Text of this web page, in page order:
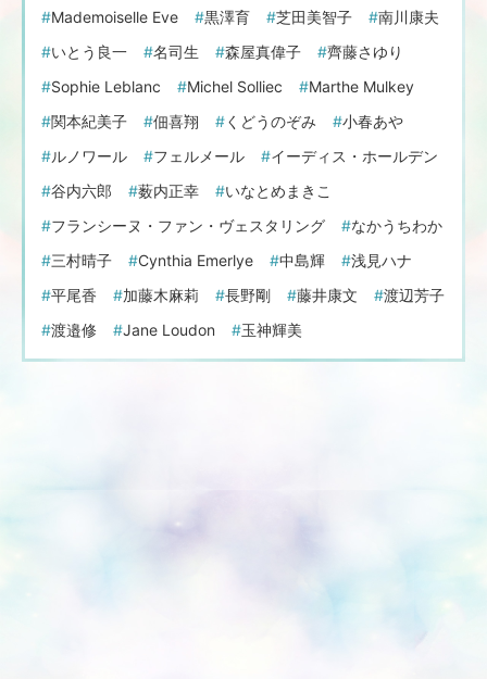
Mademoiselle Eve
黒澤育 芝田美智子
南川康夫
いとう良一
名司生 森屋真偉子
齊藤さゆり
Sophie Leblanc
Michel Solliec
Marthe Mulkey
関本紀美子
佃喜翔 くどうのぞみ
小春あや
ルノワール
フェルメール
イーディス・ホールデン
谷内六郎
薮内正幸
いなとめまきこ
フランシーヌ・ファン・ヴェスタリング
なかうちわか
三村晴子
Cynthia Emerlye 中島輝
浅見ハナ
平尾香
加藤木麻莉 長野剛 藤井康文
渡辺芳子
渡邉修
Jane Loudon 玉神輝美